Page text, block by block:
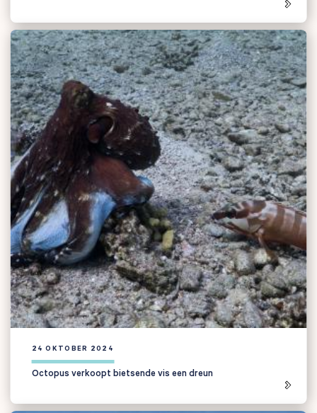
24 OKTOBER 2024
Octopus verkoopt bietsende vis een dreun